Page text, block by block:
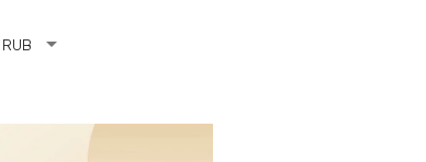
RUB arrow_drop_down